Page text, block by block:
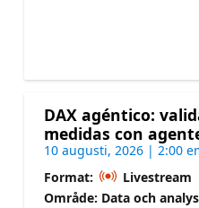
DAX agéntico:
medidas con
10 augusti, 2026 | 2:00
Format:
Livestream
Område: Data och analys